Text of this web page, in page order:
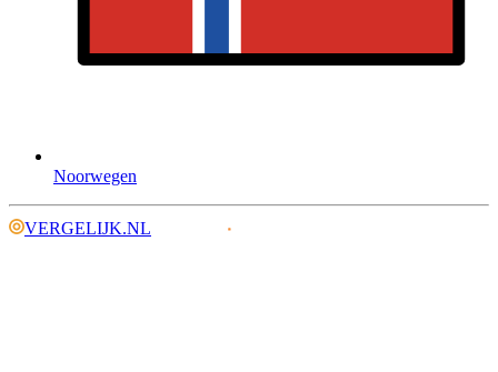
Noorwegen
VERGELIJK.NL